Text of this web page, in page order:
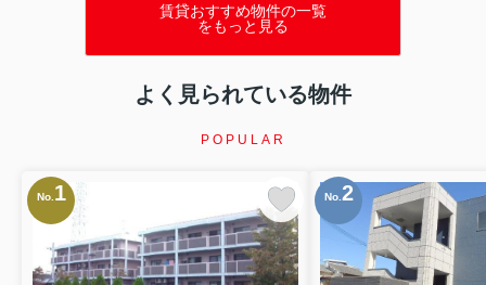
賃貸おすすめ物件の一覧
をもっと見る
よく見られている物件
POPULAR
No. 1 No. 2